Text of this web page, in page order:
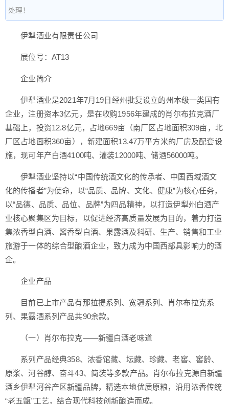
处理！
伊犁酒业有限责任公司
展位号：AT13
企业简介
伊犁酒业是2021年7月19日经州批复设立的州本级一类国有
企业，注册资本3亿元，是在收购1956年建成的肖尔布拉克酒厂
基础上，投资12.8亿元，占地669亩（南厂区占地面积309亩，北
厂区占地面积360亩），新建面积13.47万平方米的厂房及配套设
施，现可年产白酒4100吨、灌装12000吨、储酒56000吨。
伊犁酒业坚持以“中国传统酒文化的传承者、中国西域酒文
化的传播者”为使命，以“品质、品牌、文化、健康”为核心任务，
以“品德、品质、品位、品牌”为四品精神，以打造伊犁州白酒产
业核心聚集区为目标，以促进经济高质量发展为目的，着力打造
集浓香型白酒、酱香型白酒、果露酒及科研、生产、销售和工业
旅游于一体的综合型酿酒企业，致力成为中国西部具影响力的酒
企。
企业产品
目前已上市产品有那拉提系列、宽疆系列、肖尔布拉克系
列、果露酒系列产品共90余款。
（一）肖尔布拉克——新疆白酒老味道
系列产品经典358、浓香馆藏、坛藏、珍藏、老窖、窖龄、
原浆、河谷醇、奋斗43、简装等多款产品。肖尔布拉克源自新疆
酒乡伊犁河谷产区新疆品牌，精选本地优质原粮，沿用浓香传统
“老五甑”工艺，结合现代科技创新酿造而成。